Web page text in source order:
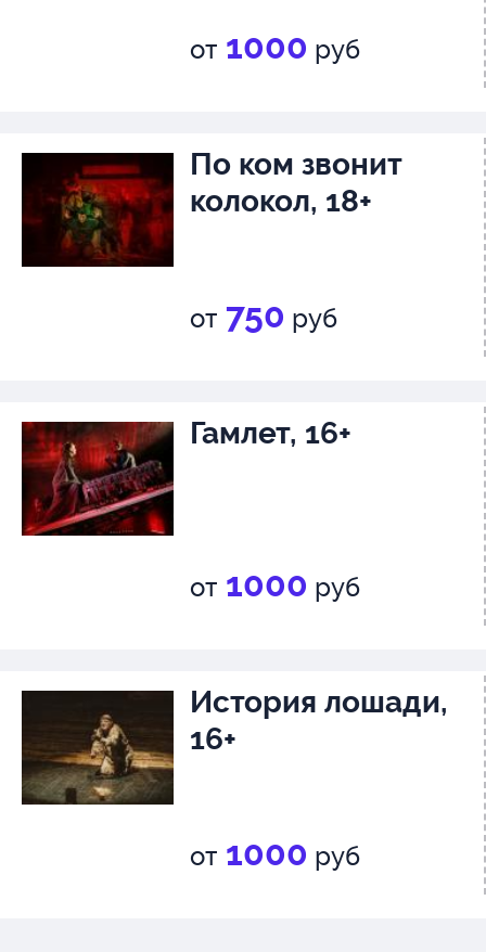
от 1000 руб
По ком звонит
колокол, 18+
от 750 руб
Гамлет, 16+
от 1000 руб
История лошади,
16+
от 1000 руб